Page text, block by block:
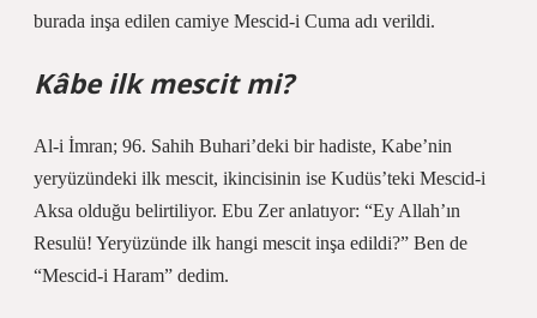
burada inşa edilen camiye Mescid-i Cuma adı verildi.
Kâbe ilk mescit mi?
Al-i İmran; 96. Sahih Buhari’deki bir hadiste, Kabe’nin
yeryüzündeki ilk mescit, ikincisinin ise Kudüs’teki Mescid-i
Aksa olduğu belirtiliyor. Ebu Zer anlatıyor: “Ey Allah’ın
Resulü! Yeryüzünde ilk hangi mescit inşa edildi?” Ben de
“Mescid-i Haram” dedim.